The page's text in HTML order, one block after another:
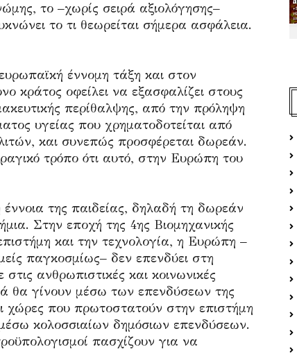
το –χωρίς σειρά αξιολόγησης–
το τι θεωρείται σήμερα ασφάλεια.
έννομη τάξη και στον
κράτος οφείλει να εξασφαλίζει στους
περίθαλψης, από την πρόληψη
υγείας που χρηματοδοτείται από
και συνεπώς προσφέρεται δωρεάν.
τρόπο ότι αυτό, στην Ευρώπη του
της παιδείας, δηλαδή τη δωρεάν
Στην εποχή της 4ης Βιομηχανικής
και την τεχνολογία, η Ευρώπη –
παγκοσμίως– δεν επενδύει στη
ανθρωπιστικές και κοινωνικές
θα γίνουν μέσω των επενδύσεων της
χώρες που πρωτοστατούν στην επιστήμη
κολοσσιαίων δημόσιων επενδύσεων.
πασχίζουν για να